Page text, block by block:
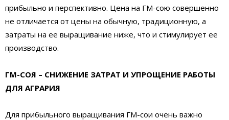
прибыльно и перспективно. Цена на ГМ-сою совершенно
не отличается от цены на обычную, традиционную, а
затраты на ее выращивание ниже, что и стимулирует ее
производство.
ГМ-СОЯ – СНИЖЕНИЕ ЗАТРАТ И УПРОЩЕНИЕ РАБОТЫ
ДЛЯ АГРАРИЯ
Для прибыльного выращивания ГМ-сои очень важно